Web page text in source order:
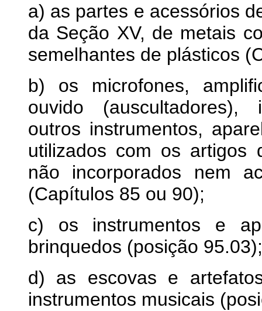
a) as partes e acessórios
da Seção XV, de metais
semelhantes de plásticos
b) os microfones,
ouvido (auscultadores),
outros instrumentos,
utilizados com os artigos
não incorporados nem
(Capítulos 85 ou 90);
c) os instrumentos e
brinquedos (posição 95.03);
d) as escovas e
instrumentos musicais